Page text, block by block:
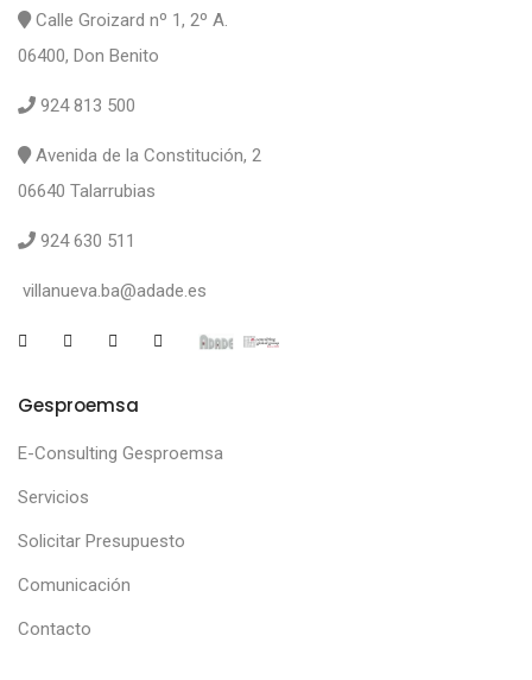
Calle Groizard nº 1, 2º A.
06400, Don Benito
924 813 500
Avenida de la Constitución, 2
06640 Talarrubias
924 630 511
villanueva.ba@adade.es
Gesproemsa
E-Consulting Gesproemsa
Servicios
Solicitar Presupuesto
Comunicación
Contacto